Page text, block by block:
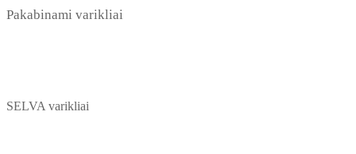
Pakabinami varikliai
SELVA varikliai